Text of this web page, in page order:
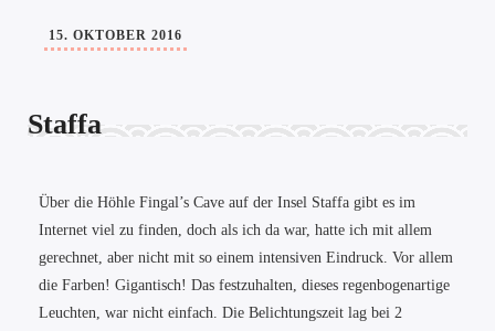
15. OKTOBER 2016
Staffa
Über die Höhle Fingal’s Cave auf der Insel Staffa gibt es im
Internet viel zu finden, doch als ich da war, hatte ich mit allem
gerechnet, aber nicht mit so einem intensiven Eindruck. Vor allem
die Farben! Gigantisch! Das festzuhalten, dieses regenbogenartige
Leuchten, war nicht einfach. Die Belichtungszeit lag bei 2